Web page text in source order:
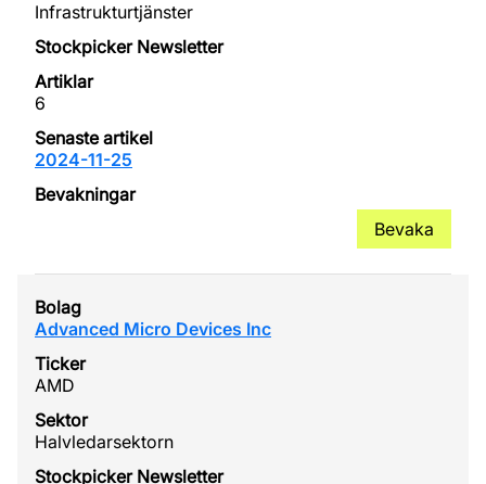
Infrastrukturtjänster
6
2024-11-25
Bevaka
Advanced Micro Devices Inc
AMD
Halvledarsektorn